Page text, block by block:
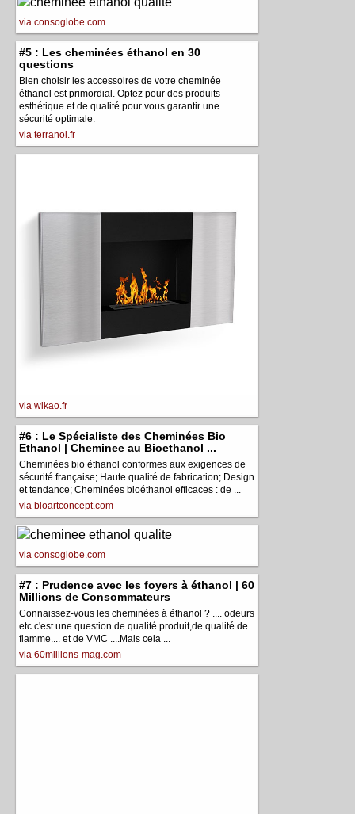
via consoglobe.com
#5 : Les cheminées éthanol en 30
questions
Bien choisir les accessoires de votre cheminée
éthanol est primordial. Optez pour des produits
esthétique et de qualité pour vous garantir une
sécurité optimale.
via terranol.fr
via wikao.fr
#6 : Le Spécialiste des Cheminées Bio
Ethanol | Cheminee au Bioethanol ...
Cheminées bio éthanol conformes aux exigences de
sécurité française; Haute qualité de fabrication; Design
et tendance; Cheminées bioéthanol efficaces : de ...
via bioartconcept.com
via consoglobe.com
#7 : Prudence avec les foyers à éthanol | 60
Millions de Consommateurs
Connaissez-vous les cheminées à éthanol ? .... odeurs
etc c'est une question de qualité produit,de qualité de
flamme.... et de VMC ....Mais cela ...
via 60millions-mag.com